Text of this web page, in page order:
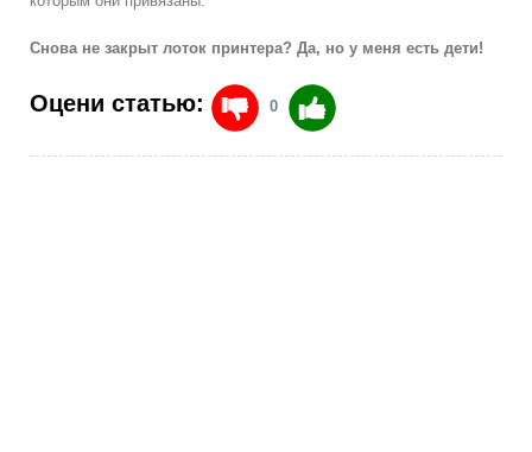
Снова не закрыт лоток принтера? Да, но у меня есть дети!
Оцени статью: 0